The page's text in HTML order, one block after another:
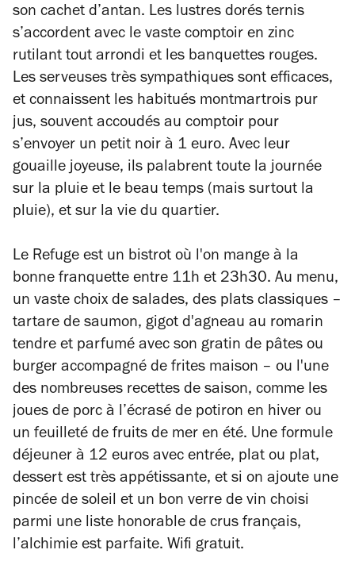
son cachet d’antan. Les lustres dorés ternis
s’accordent avec le vaste comptoir en zinc
rutilant tout arrondi et les banquettes rouges.
Les serveuses très sympathiques sont efficaces,
et connaissent les habitués montmartrois pur
jus, souvent accoudés au comptoir pour
s’envoyer un petit noir à 1 euro. Avec leur
gouaille joyeuse, ils palabrent toute la journée
sur la pluie et le beau temps (mais surtout la
pluie), et sur la vie du quartier.
Le Refuge est un bistrot où l'on mange à la
bonne franquette entre 11h et 23h30. Au menu,
un vaste choix de salades, des plats classiques –
tartare de saumon, gigot d'agneau au romarin
tendre et parfumé avec son gratin de pâtes ou
burger accompagné de frites maison – ou l'une
des nombreuses recettes de saison, comme les
joues de porc à l’écrasé de potiron en hiver ou
un feuilleté de fruits de mer en été. Une formule
déjeuner à 12 euros avec entrée, plat ou plat,
dessert est très appétissante, et si on ajoute une
pincée de soleil et un bon verre de vin choisi
parmi une liste honorable de crus français,
l’alchimie est parfaite. Wifi gratuit.